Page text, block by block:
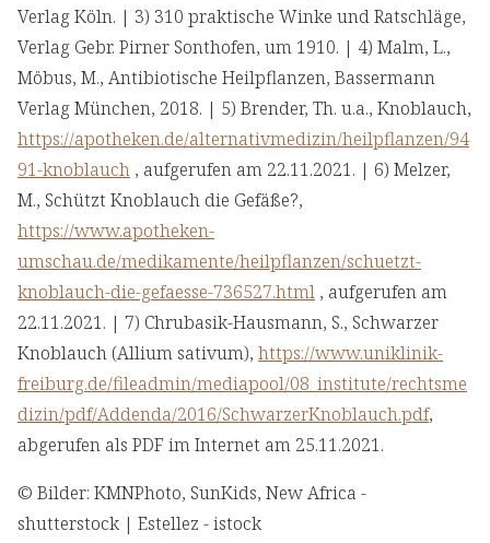
Verlag Köln. | 3) 310 praktische Winke und Ratschläge,
Verlag Gebr. Pirner Sonthofen, um 1910. | 4) Malm, L.,
Möbus, M., Antibiotische Heilpflanzen, Bassermann
Verlag München, 2018. | 5) Brender, Th. u.a., Knoblauch,
https://apotheken.de/alternativmedizin/heilpflanzen/94
91-knoblauch , aufgerufen am 22.11.2021. | 6) Melzer,
M., Schützt Knoblauch die Gefäße?,
https://www.apotheken-
umschau.de/medikamente/heilpflanzen/schuetzt-
knoblauch-die-gefaesse-736527.html , aufgerufen am
22.11.2021. | 7) Chrubasik-Hausmann, S., Schwarzer
Knoblauch (Allium sativum), https://www.uniklinik-
freiburg.de/fileadmin/mediapool/08_institute/rechtsme
dizin/pdf/Addenda/2016/SchwarzerKnoblauch.pdf,
abgerufen als PDF im Internet am 25.11.2021.
© Bilder: KMNPhoto, SunKids, New Africa -
shutterstock | Estellez - istock